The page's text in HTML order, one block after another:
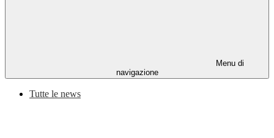
Menu di
navigazione
Tutte le news